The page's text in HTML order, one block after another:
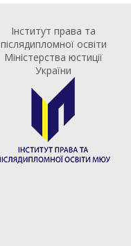
Інститут права та
післядипломної освіти
Міністерства юстиції
України